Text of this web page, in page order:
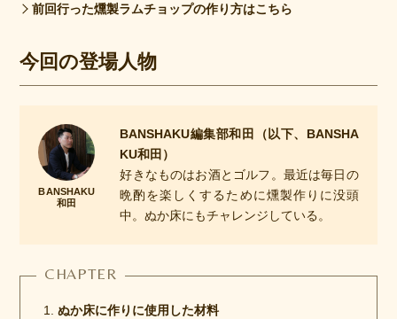
前回行った燻製ラムチョップの作り方はこちら
今回の登場人物
BANSHAKU編集部和田（以下、BANSHA
KU和田）
好きなものはお酒とゴルフ。最近は毎日の
晩酌を楽しくするために燻製作りに没頭
中。ぬか床にもチャレンジしている。
ぬか床に作りに使用した材料